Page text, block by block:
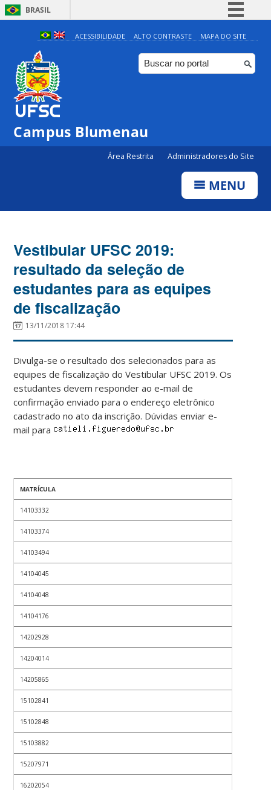
BRASIL
Simplifique!
Comunica BR
Participe
ACESSIBILIDADE ALTO CONTRASTE MAPA DO SITE
Campus Blumenau
Área Restrita Administradores do Site
MENU
Vestibular UFSC 2019:
resultado da seleção de
estudantes para as equipes
de fiscalização
13/11/2018 17:44
Divulga-se o resultado dos selecionados para as
equipes de fiscalização do Vestibular UFSC 2019. Os
estudantes devem responder ao e-mail de
confirmação enviado para o endereço eletrônico
cadastrado no ato da inscrição. Dúvidas enviar e-
mail para
MATRÍCULA
14103332
14103374
14103494
14104045
14104048
14104176
14202928
14204014
14205865
15102841
15102848
15103882
15207971
16202054